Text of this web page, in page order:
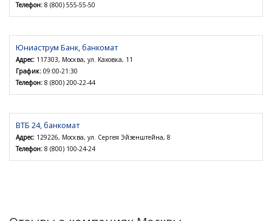
Телефон: 8 (800) 555-55-50
Юниаструм Банк, банкомат
Адрес: 117303, Москва, ул. Каховка, 11
График: 09:00-21:30
Телефон: 8 (800) 200-22-44
ВТБ 24, банкомат
Адрес: 129226, Москва, ул. Сергея Эйзенштейна, 8
Телефон: 8 (800) 100-24-24